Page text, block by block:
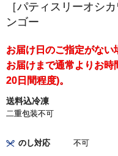
［パティスリーオシ
ンゴー
お届け日のご指定がない
お届けまで通常よりお
20日間程度)。
送料込冷凍
二重包装不可
のし対応 不可